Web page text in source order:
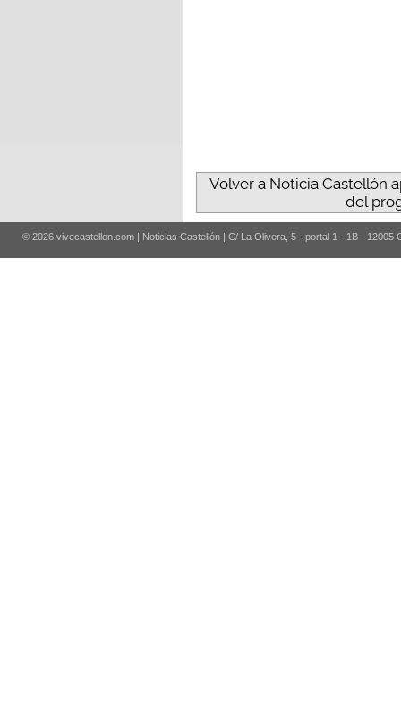
Volver a Noticia Castellón
del
© 2026 vivecastellon.com | Noticias Castellón | C/ La Olivera, 5 - portal 1 - 1B - 12005